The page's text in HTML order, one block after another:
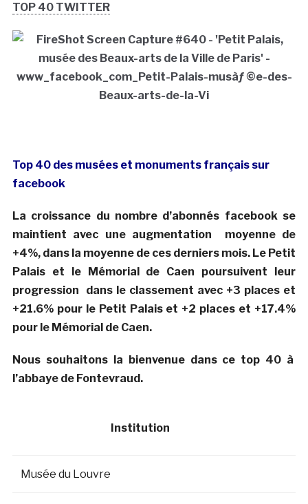
TOP 40 TWITTER
Top 40 des musées et monuments français sur
facebook
La croissance du nombre d’abonnés facebook se
maintient avec une augmentation moyenne de
+4%, dans la moyenne de ces derniers mois. Le Petit
Palais et le Mémorial de Caen poursuivent leur
progression dans le classement avec +3 places et
+21.6% pour le Petit Palais et +2 places et +17.4%
pour le Mémorial de Caen.
Nous souhaitons la bienvenue dans ce top 40 à
l’abbaye de Fontevraud.
Institution
Musée du Louvre